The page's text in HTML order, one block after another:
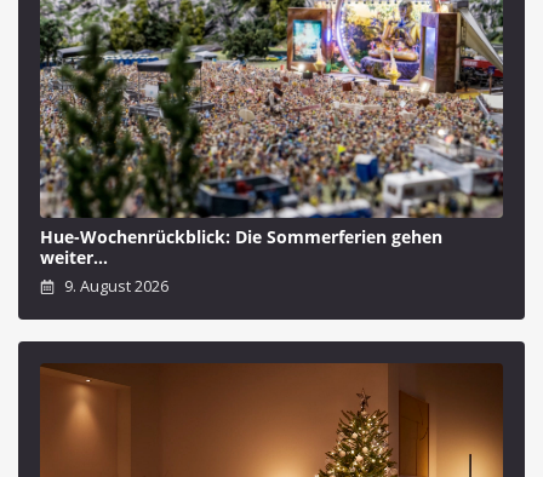
Hue-Wochenrückblick: Die Sommerferien gehen
weiter…
9. August 2026